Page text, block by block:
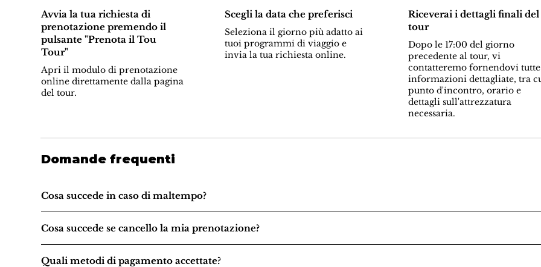
Avvia la tua richiesta di
prenotazione premendo il
pulsante "Prenota il Tou
Tour"
Apri il modulo di prenotazione
online direttamente dalla pagina
del tour.
Scegli la data che preferisci
Seleziona il giorno più adatto ai
tuoi programmi di viaggio e
invia la tua richiesta online.
Riceverai i dettagli finali del
tour
Dopo le 17:00 del giorno
precedente al tour, vi
contatteremo fornendovi
informazioni dettagliate, tra
punto d'incontro, orario e
dettagli sull'attrezzatura
necessaria.
Domande frequenti
Cosa succede in caso di maltempo?
Cosa succede se cancello la mia prenotazione?
Quali metodi di pagamento accettate?